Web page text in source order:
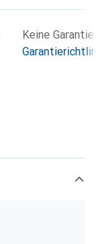
Keine Garantie